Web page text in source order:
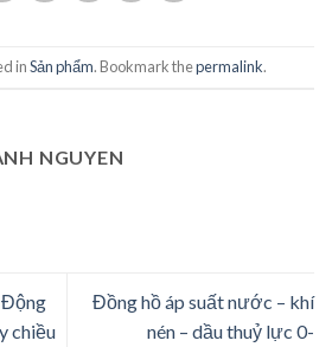
inSản phẩm. Bookmark thepermalink.
NGUYEN
Động
chiều
Đồng hồ áp suất nước – khí
nén – dầu thuỷ lực 0-